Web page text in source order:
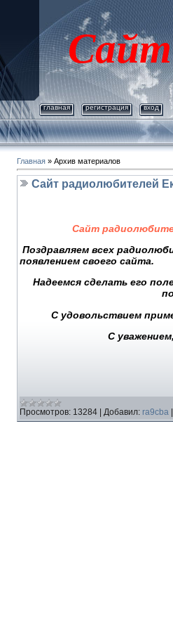
главная регистрация вход
Главная » Архив материалов
Сайт радиолюбителей
Сайт
Поздравляем всех
появлением своего сайта.
Надеемся сделать его
С удовольствием
С
Просмотров: 13284 Добавил: ra9cba